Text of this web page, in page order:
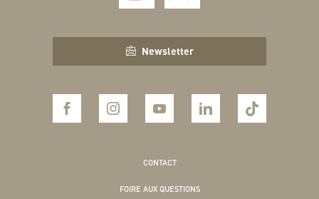
Newsletter
CONTACT
FOIRE AUX QUESTIONS